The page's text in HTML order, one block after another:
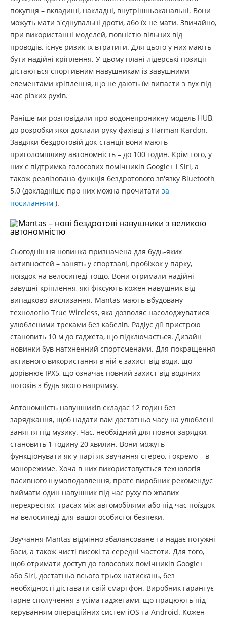
покупця – вкладиші, накладні, внутрішньоканальні. Вони
можуть мати з'єднувальні дроти, або їх не мати. Звичайно,
при використанні моделей, повністю вільних від
проводів, існує ризик їх втратити. Для цього у них мають
бути надійні кріплення. У цьому плані лідерські позиції
дістаються спортивним навушникам із завушними
елементами кріплення, що не дають їм випасти з вух під
час різких рухів.
Раніше ми розповідали про водонепроникну модель HUB,
до розробки якої доклали руку фахівці з Harman Kardon.
Завдяки бездротовій док-станції вони мають
приголомшливу автономність – до 100 годин. Крім того, у
них є підтримка голосових помічників Google+ і Siri, а
також реалізована функція бездротового зв'язку Bluetooth
5.0 (докладніше про них можна прочитати за
посиланням ).
Сьогоднішня новинка призначена для будь-яких
активностей – занять у спортзалі, пробіжок у парку,
поїздок на велосипеді тощо. Вони отримали надійні
завушні кріплення, які фіксують кожен навушник від
випадково вислизання. Mantas мають вбудовану
технологію True Wireless, яка дозволяє насолоджуватися
улюбленими треками без кабелів. Радіус дії пристрою
становить 10 м до гаджета, що підключається. Дизайн
новинки був натхненний спортсменами. Для покращення
активного використання в ній є захист від води, що
дорівнює IPX5, що означає повний захист від водяних
потоків з будь-якого напрямку.
Автономність навушників складає 12 годин без
заряджання, щоб надати вам достатньо часу на улюблені
заняття під музику. Час, необхідний для повної зарядки,
становить 1 годину 20 хвилин. Вони можуть
функціонувати як у парі як звучання стерео, і окремо – в
монорежиме. Хоча в них використовується технологія
пасивного шумоподавлення, проте виробник рекомендує
виймати один навушник під час руху по жвавих
перехрестях, трасах між автомобілями або під час поїздок
на велосипеді для вашої особистої безпеки.
Звучання Mantas відмінно збалансоване та надає потужні
баси, а також чисті високі та середні частоти. Для того,
щоб отримати доступ до голосових помічників Google+
або Siri, достатньо всього трьох натискань, без
необхідності діставати свій смартфон. Виробник гарантує
гарне сполучення з усіма гаджетами, що працюють під
керуванням операційних систем iOS та Android. Кожен